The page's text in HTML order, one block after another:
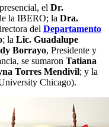
el Dr.
la IBERO; la Dra.
del Departamento
; la Lic. Guadalupe
Borrayo, Presidente y
se sumaron Tatiana
Torres Mendivil; y la
Chicago).